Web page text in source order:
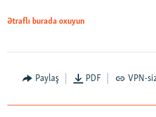
Ətraflı burada oxuyun
Paylaş PDF VPN-